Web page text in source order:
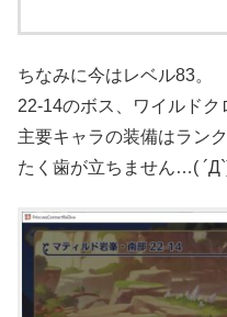
ちなみに今はレベル83。
22-14のボス、ワイルドク
主要キャラの装備はラン
たく歯が立ちません…(